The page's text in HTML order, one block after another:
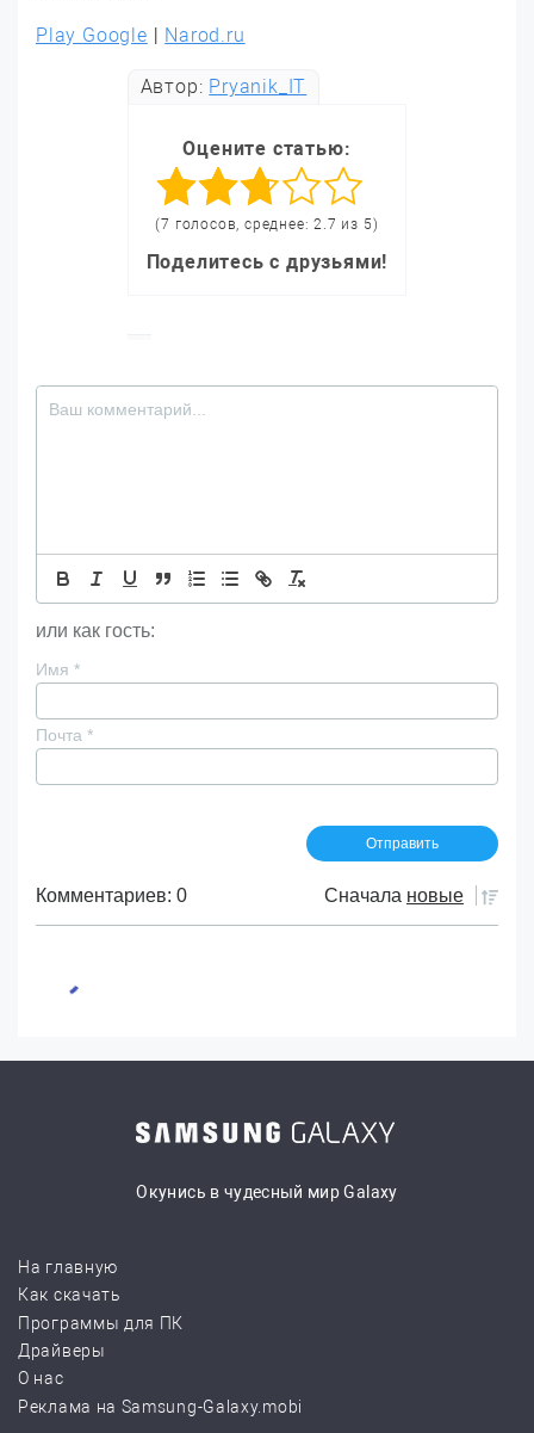
Play Google | Narod.ru
Автор: Pryanik_IT
Оцените статью:
(7 голосов, среднее: 2.7 из 5)
Поделитесь с друзьями!
или как гость:
Имя *
Почта *
Комментариев: 0 Сначала новые
Окунись в чудесный мир Galaxy
На главную
Как скачать
Программы для ПК
Драйверы
О нас
Реклама на Samsung-Galaxy.mobi